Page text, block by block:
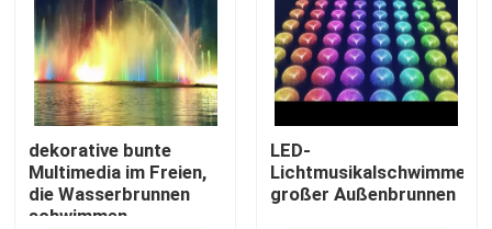
dekorative bunte
Multimedia im Freien,
die Wasserbrunnen
schwimmen
LED-
Lichtmusikalschwimmer
großer Außenbrunnen